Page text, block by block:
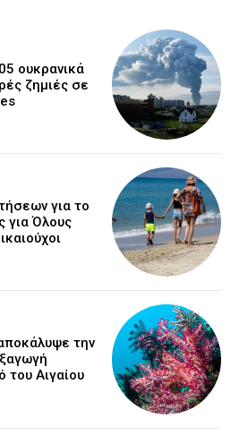
ουκρανικά
ζημιές σε
για το
για Όλους
την
του Αιγαίου